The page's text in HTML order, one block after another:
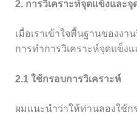
2. การวิเคราะห์จุดแข็งและจุ
เมื่อเราเข้าใจพื้นฐานของง
การทำการวิเคราะห์จุดแข็ง
2.1 ใช้กรอบการวิเคราะห์
ผมแนะนำว่าให้ท่านลองใช้ก